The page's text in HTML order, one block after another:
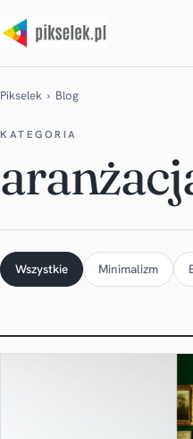
Pikselek › Blog
KATEGORIA
Wszystkie Minimalizm